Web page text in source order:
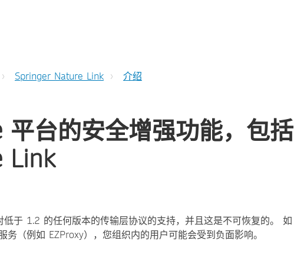
Springer Nature Link 介绍
台的安全增强功能，包括
Link
于 1.2 的任何版本的传输层协议的支持，并且这是不可恢复的。 如
（例如 EZProxy），您组织内的用户可能会受到负面影响。